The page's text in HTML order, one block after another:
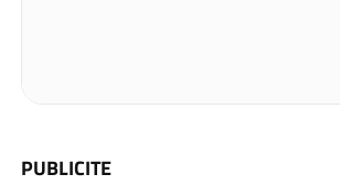
PUBLICITE